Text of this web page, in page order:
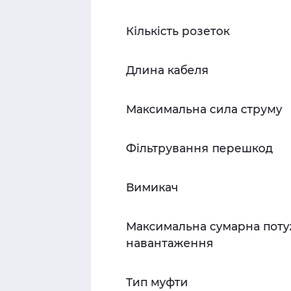
Кількість розеток
Длина кабеля
Максимальна сила струму
Фільтрування перешкод
Вимикач
Максимальна сумарна
навантаження
Тип муфти